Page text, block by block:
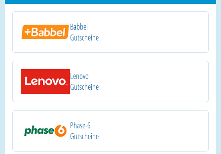
Babbel
Gutscheine
Lenovo
Gutscheine
Phase-6
Gutscheine